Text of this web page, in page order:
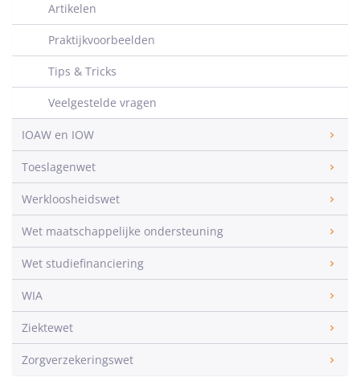
Artikelen
Praktijkvoorbeelden
Tips & Tricks
Veelgestelde vragen
IOAW en IOW
Toeslagenwet
Werkloosheidswet
Wet maatschappelijke ondersteuning
Wet studiefinanciering
WIA
Ziektewet
Zorgverzekeringswet